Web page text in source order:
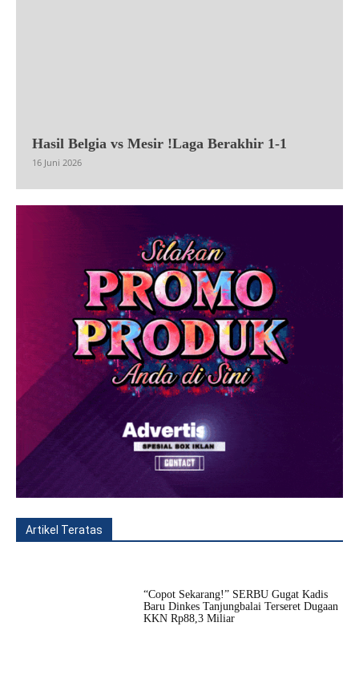
Hasil Belgia vs Mesir !Laga Berakhir 1-1
16 Juni 2026
Artikel Teratas
“Copot Sekarang!” SERBU Gugat Kadis
Baru Dinkes Tanjungbalai Terseret Dugaan
KKN Rp88,3 Miliar